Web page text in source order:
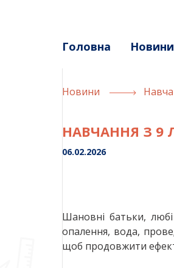
Головна Новини
Новини
НАВЧАННЯ З 9
06.02.2026
Шановні батьки,
опалення, вода,
щоб продовжити